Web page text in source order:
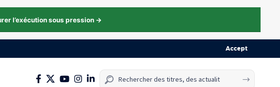
l’exécution sous pression →
Accept